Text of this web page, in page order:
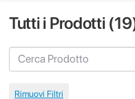
Tutti i Prodotti (19